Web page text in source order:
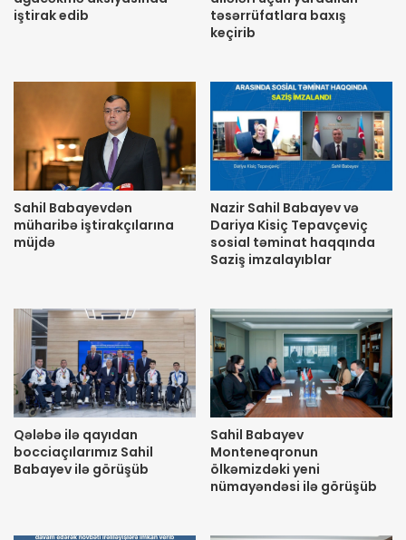
iştirak edib
təsərrüfatlara baxış
keçirib
Sahil Babayevdən
müharibə iştirakçılarına
müjdə
Nazir Sahil Babayev və
Dariya Kisiç Tepavçeviç
sosial təminat haqqında
Saziş imzalayıblar
Qələbə ilə qayıdan
bocciaçılarımız Sahil
Babayev ilə görüşüb
Sahil Babayev
Monteneqronun
ölkəmizdəki yeni
nümayəndəsi ilə görüşüb